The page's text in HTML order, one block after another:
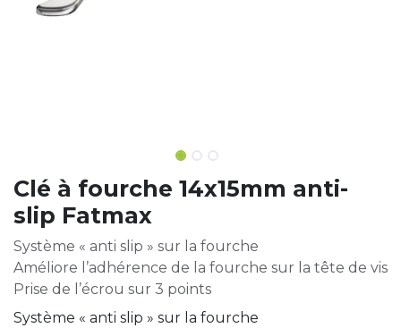
Clé à fourche 14x15mm anti-
slip Fatmax
Système « anti slip » sur la fourche
Améliore l’adhérence de la fourche sur la tête de vis
Prise de l’écrou sur 3 points
Système « anti slip » sur la fourche